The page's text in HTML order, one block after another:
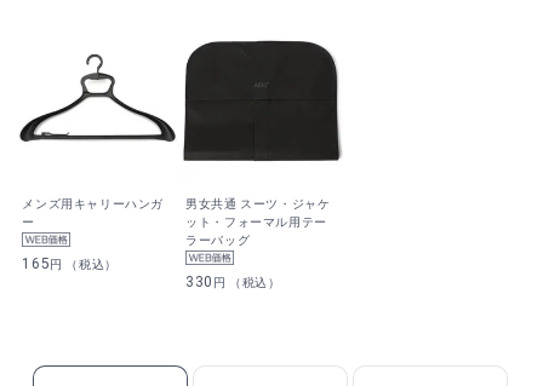
メンズ用キャリーハンガ
ー
165円 （税込）
男女共通 スーツ・ジャケ
ット・フォーマル用テー
ラーバッグ
330 円 （税込）